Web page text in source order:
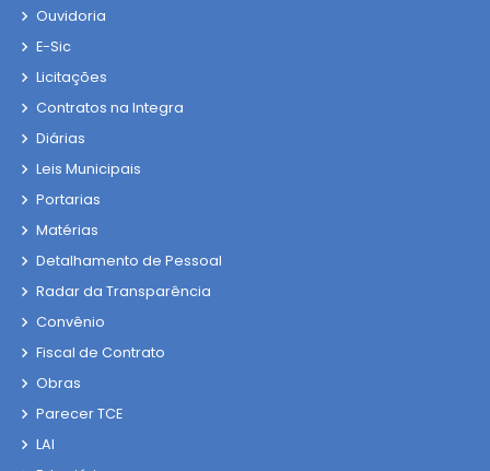
Ouvidoria
E-Sic
Licitações
Contratos na Integra
Diárias
Leis Municipais
Portarias
Matérias
Detalhamento de Pessoal
Radar da Transparência
Convênio
Fiscal de Contrato
Obras
Parecer TCE
LAI